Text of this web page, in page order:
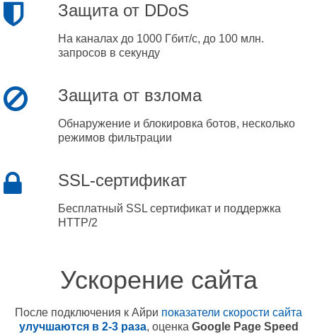
Защита от DDoS
На каналах до 1000 Гбит/с, до 100 млн.
запросов в секунду
Защита от взлома
Обнаружение и блокировка ботов, несколько
режимов фильтрации
SSL-сертификат
Бесплатный SSL сертификат и поддержка
HTTP/2
Ускорение сайта
После подключения к Айри показатели скорости сайта
улучшаются в 2-3 раза, оценка Google Page Speed